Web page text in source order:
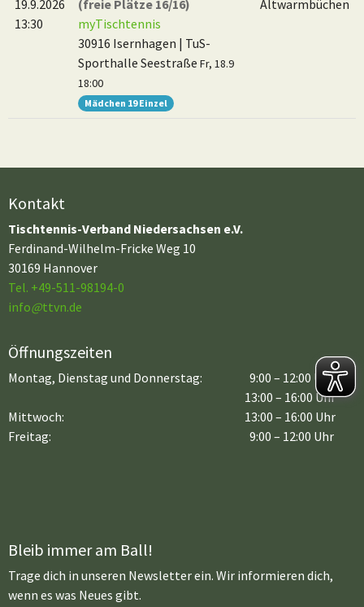
19.9.2026
13:30
(freie Plätze 16/16)
myTischtennis
30916 Isernhagen | TuS-
Sporthalle Seestraße Fr, 18.9
18:00
Mädchen 19 Einzel
Altwarmbüchen
Kontakt
Tischtennis-Verband Niedersachsen e.V.
Ferdinand-Wilhelm-Fricke Weg 10
30169 Hannover
Tel. +49-511-98194-0
info@ttvn.de
Öffnungszeiten
Montag, Dienstag und Donnerstag:
9:00 – 12:00 Uhr
13:00 – 16:00 Uhr
Mittwoch:
Freitag:
13:00 – 16:00 Uhr
9:00 – 12:00 Uhr
Bleib immer am Ball!
Trage dich in unseren Newsletter ein. Wir informieren dich,
wenn es was Neues gibt.